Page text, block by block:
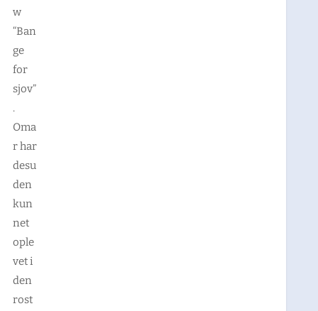
w
“Ban
ge
for
sjov”
.
Oma
r har
desu
den
kun
net
ople
vet i
den
rost